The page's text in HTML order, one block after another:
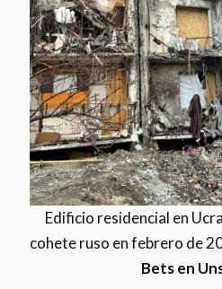
Edificio residencial en
cohete ruso en febrero de
Bets en